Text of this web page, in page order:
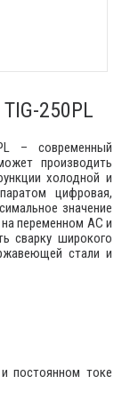
250PL
– современный
производить
холодной и
цифровая,
значение
переменном AC и
сварку широкого
стали и
постоянном токе